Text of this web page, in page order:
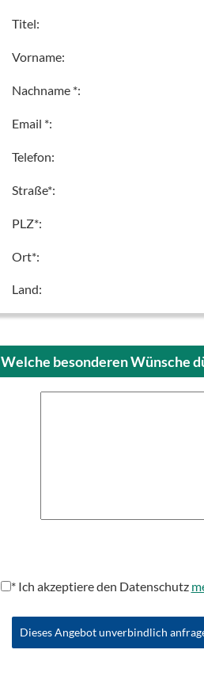
Titel:
Vorname:
Nachname *:
Email *:
Telefon:
Straße*:
PLZ*:
Ort*:
Land:
Welche besonderen Wünsche
* Ich akzeptiere den Datenschutz